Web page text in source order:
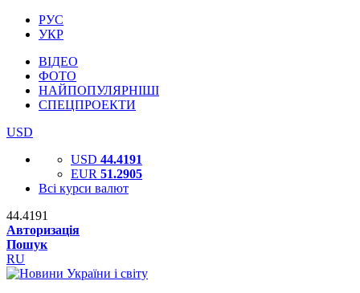
РУС
УКР
ВІДЕО
ФОТО
НАЙПОПУЛЯРНІШІ
СПЕЦПРОЕКТИ
USD
USD 44.4191
EUR 51.2905
Всі курси валют
44.4191
Авторизація
Пошук
RU